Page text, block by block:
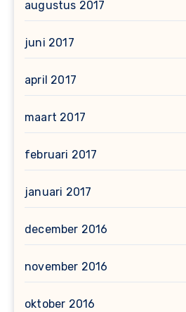
augustus 2017
juni 2017
april 2017
maart 2017
februari 2017
januari 2017
december 2016
november 2016
oktober 2016